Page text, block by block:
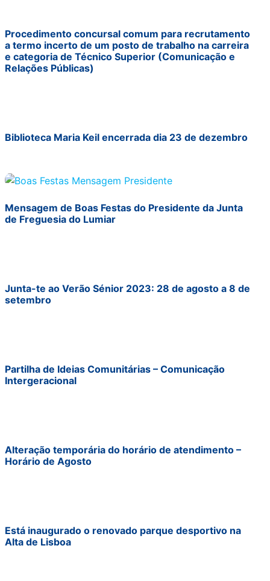
Procedimento concursal comum para recrutamento
a termo incerto de um posto de trabalho na carreira
e categoria de Técnico Superior (Comunicação e
Relações Públicas)
Biblioteca Maria Keil encerrada dia 23 de dezembro
Mensagem de Boas Festas do Presidente da Junta
de Freguesia do Lumiar
Junta-te ao Verão Sénior 2023: 28 de agosto a 8 de
setembro
Partilha de Ideias Comunitárias – Comunicação
Intergeracional
Alteração temporária do horário de atendimento –
Horário de Agosto
Está inaugurado o renovado parque desportivo na
Alta de Lisboa